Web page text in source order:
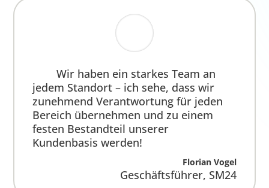
Wir haben ein starkes Team an jedem
Standort – ich sehe, dass wir
zunehmend Verantwortung für jeden
Bereich übernehmen und zu einem
festen Bestandteil unserer
Kundenbasis werden!
Florian Vogel
Geschäftsführer, SM24